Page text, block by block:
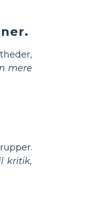
mere
kritik,